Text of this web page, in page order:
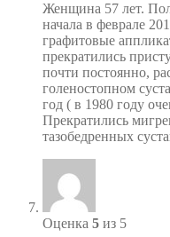
Женщина 57 лет.
начала в феврале
графитовые
прекратились
почти постоянно,
голеностопном
год ( в 1980 году
Прекратились
тазобедренных
Оценка 5 из 5